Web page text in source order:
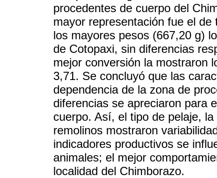
procedentes de cuerpo del
mayor representación fue el
los mayores pesos (667,20 g)
de Cotopaxi, sin diferencias
mejor conversión la mostraron
3,71. Se concluyó que las
dependencia de la zona de
diferencias se apreciaron para
cuerpo. Así, el tipo de pelaje,
remolinos mostraron
indicadores productivos se
animales; el mejor
localidad del Chimborazo.